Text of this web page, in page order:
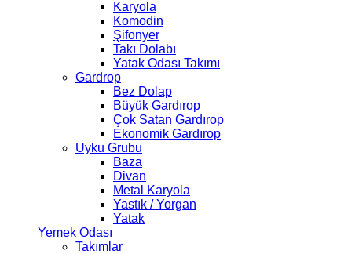
Karyola
Komodin
Şifonyer
Takı Dolabı
Yatak Odası Takımı
Gardrop
Bez Dolap
Büyük Gardırop
Çok Satan Gardırop
Ekonomik Gardırop
Uyku Grubu
Baza
Divan
Metal Karyola
Yastık / Yorgan
Yatak
Yemek Odası
Takımlar